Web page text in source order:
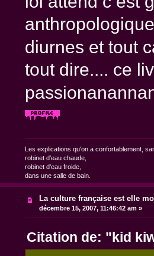
diurnes et tout
tout dire.... ce
Les explications qu'on a confortablement,
robinet d'eau chaude,
robinet d'eau froide,
dans une salle de bain.
La culture française est elle
décembre 15, 2007, 11:46:42 am »
Citation de: "kid